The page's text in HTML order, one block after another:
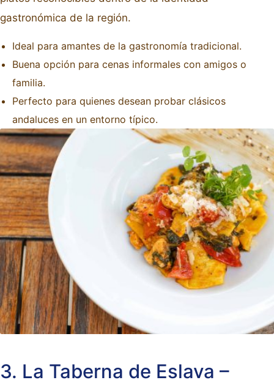
gastronómica de la región.
Ideal para amantes de la gastronomía tradicional.
Buena opción para cenas informales con amigos o
familia.
Perfecto para quienes desean probar clásicos
andaluces en un entorno típico.
3. La Taberna de Eslava –